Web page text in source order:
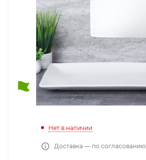
Нет в наличии
Доставка — по согласованию